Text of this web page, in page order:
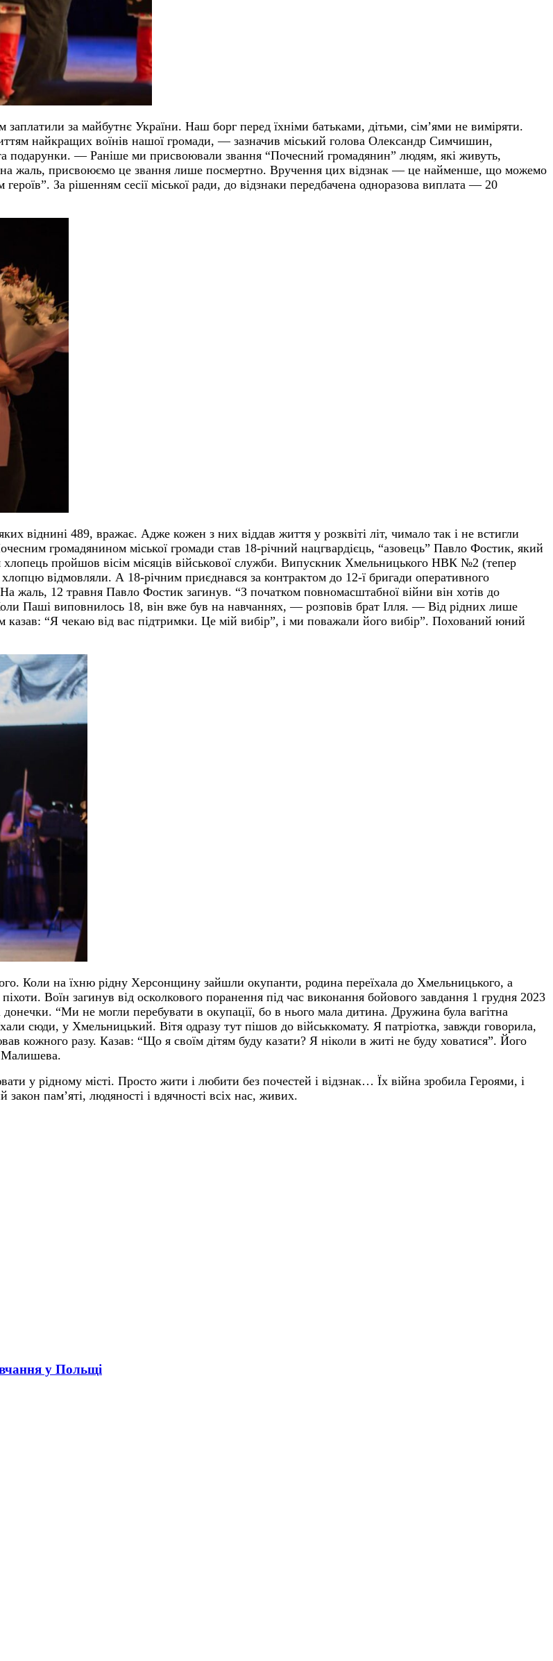
заплатили за майбутнє України. Наш борг перед їхніми батьками, дітьми, сімʼями не виміряти.
найкращих воїнів нашої громади, — зазначив міський голова Олександр Симчишин,
подарунки. — Раніше ми присвоювали звання “Почесний громадянин” людям, які живуть,
жаль, присвоюємо це звання лише посмертно. Вручення цих відзнак — це найменше, що можемо
За рішенням сесії міської ради, до відзнаки передбачена одноразова виплата — 20
віднині 489, вражає. Адже кожен з них віддав життя у розквіті літ, чимало так і не встигли
громадянином міської громади став 18-річний нацгвардієць, “азовець” Павло Фостик, який
пройшов вісім місяців військової служби. Випускник Хмельницького НВК №2 (тепер
відмовляли. А 18-річним приєднався за контрактом до 12-ї бригади оперативного
жаль, 12 травня Павло Фостик загинув. “З початком повномасштабної війни він хотів до
Паші виповнилось 18, він вже був на навчаннях, — розповів брат Ілля. — Від рідних лише
“Я чекаю від вас підтримки. Це мій вибір”, і ми поважали його вибір”. Похований юний
Коли на їхню рідну Херсонщину зайшли окупанти, родина переїхала до Хмельницького, а
Воїн загинув від осколкового поранення під час виконання бойового завдання 1 грудня 2023
“Ми не могли перебувати в окупації, бо в нього мала дитина. Дружина була вагітна
сюди, у Хмельницький. Вітя одразу тут пішов до військкомату. Я патріотка, завжди говорила,
кожного разу. Казав: “Що я своїм дітям буду казати? Я ніколи в житі не буду ховатися”. Його
Малишева.
у рідному місті. Просто жити і любити без почестей і відзнак… Їх війна зробила Героями, і
пам’яті, людяності і вдячності всіх нас, живих.
у Польщі